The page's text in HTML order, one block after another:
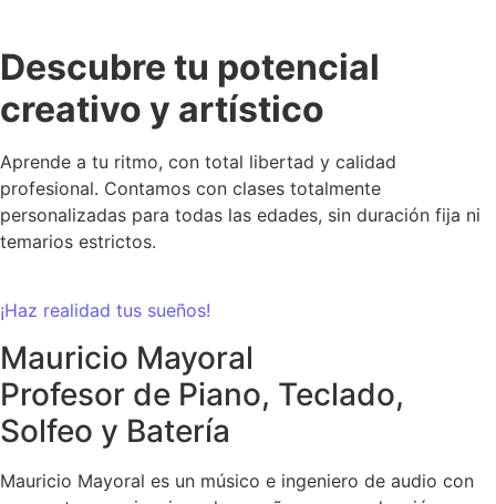
Descubre tu potencial
creativo y artístico
Aprende a tu ritmo, con total libertad y calidad
profesional. Contamos con clases totalmente
personalizadas para todas las edades, sin duración fija ni
temarios estrictos.
¡Haz realidad tus sueños!
Mauricio Mayoral
Profesor de Piano, Teclado,
Solfeo y Batería
Mauricio Mayoral es un músico e ingeniero de audio con